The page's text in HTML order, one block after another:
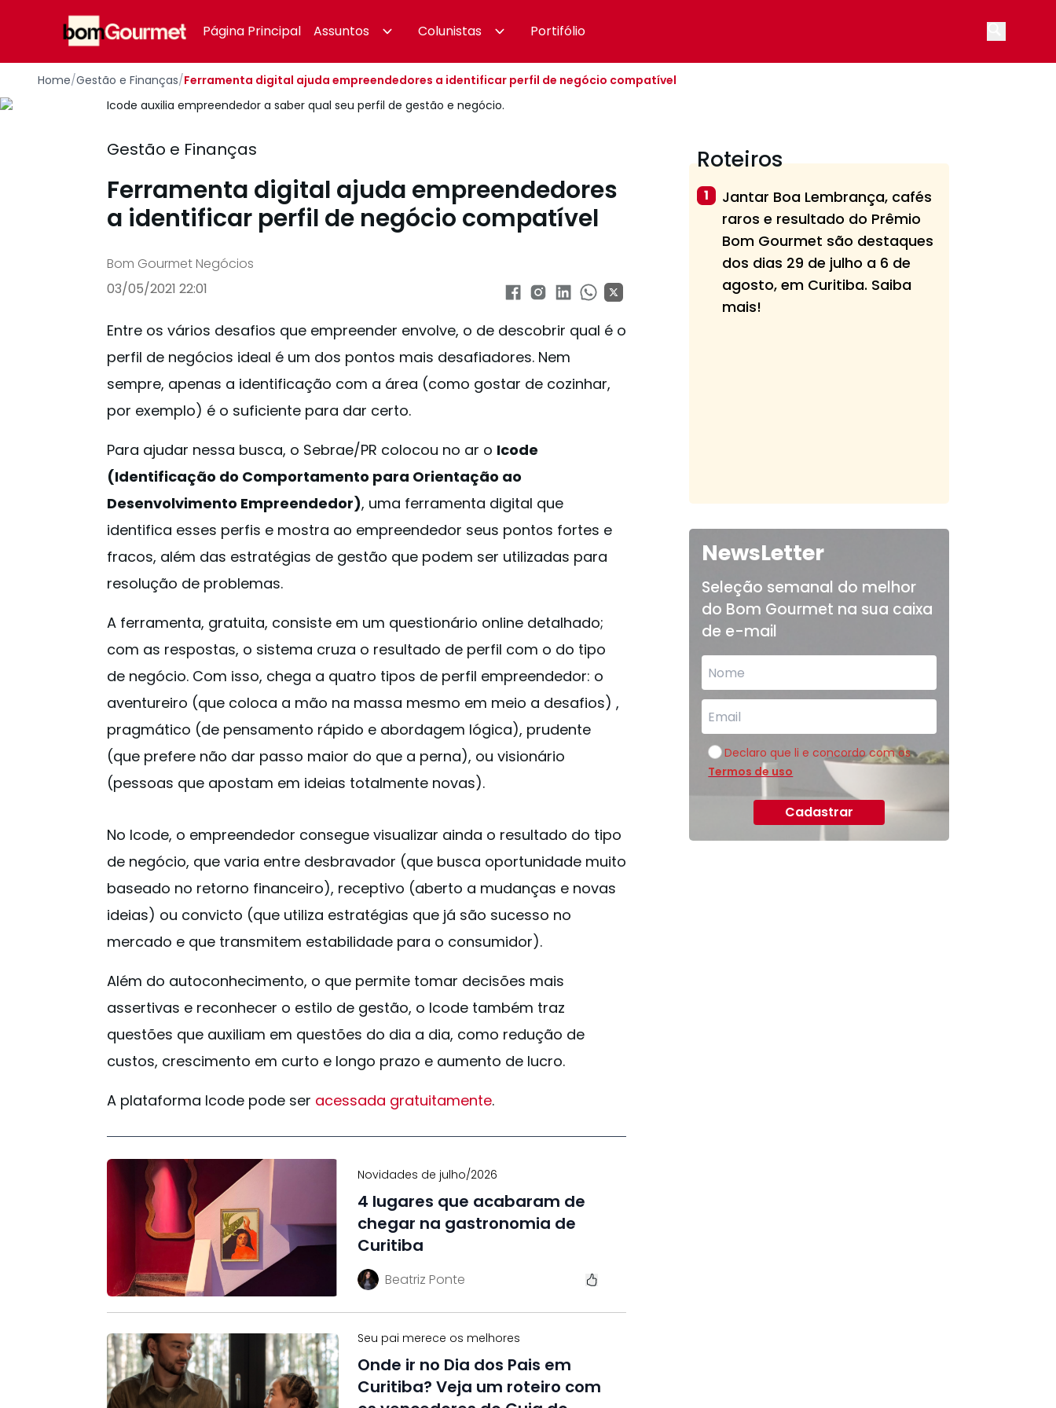
Página Principal
Assuntos Colunistas Portifólio
Home/Gestão e Finanças/Ferramenta digital ajuda empreendedores a identificar perfil de negócio compatível
Icode auxilia empreendedor a saber qual seu perfil de gestão e negócio.
Gestão e Finanças
Ferramenta digital ajuda empreendedores
a identificar perfil de negócio compatível
Bom Gourmet Negócios
03/05/2021 22:01
Entre os vários desafios que empreender envolve, o de descobrir qual é o
perfil de negócios ideal é um dos pontos mais desafiadores. Nem
sempre, apenas a identificação com a área (como gostar de cozinhar,
por exemplo) é o suficiente para dar certo.
Para ajudar nessa busca, o Sebrae/PR colocou no ar o Icode
(Identificação do Comportamento para Orientação ao
Desenvolvimento Empreendedor), uma ferramenta digital que
identifica esses perfis e mostra ao empreendedor seus pontos fortes e
fracos, além das estratégias de gestão que podem ser utilizadas para
resolução de problemas.
A ferramenta, gratuita, consiste em um questionário online detalhado;
com as respostas, o sistema cruza o resultado de perfil com o do tipo
de negócio. Com isso, chega a quatro tipos de perfil empreendedor: o
aventureiro (que coloca a mão na massa mesmo em meio a desafios) ,
pragmático (de pensamento rápido e abordagem lógica), prudente
(que prefere não dar passo maior do que a perna), ou visionário
(pessoas que apostam em ideias totalmente novas).
No Icode, o empreendedor consegue visualizar ainda o resultado do tipo
de negócio, que varia entre desbravador (que busca oportunidade muito
baseado no retorno financeiro), receptivo (aberto a mudanças e novas
ideias) ou convicto (que utiliza estratégias que já são sucesso no
mercado e que transmitem estabilidade para o consumidor).
Além do autoconhecimento, o que permite tomar decisões mais
assertivas e reconhecer o estilo de gestão, o Icode também traz
questões que auxiliam em questões do dia a dia, como redução de
custos, crescimento em curto e longo prazo e aumento de lucro.
A plataforma Icode pode ser acessada gratuitamente.
Novidades de julho/2026
4 lugares que acabaram de
chegar na gastronomia de
Curitiba
Beatriz Ponte
Seu pai merece os melhores
Onde ir no Dia dos Pais em
Curitiba? Veja um roteiro com
Roteiros
1
Jantar Boa Lembrança, cafés
raros e resultado do Prêmio
Bom Gourmet são destaques
dos dias 29 de julho a 6 de
agosto, em Curitiba. Saiba
mais!
NewsLetter
Seleção semanal do melhor
do Bom Gourmet na sua caixa
de e-mail
Declaro que li e concordo com os
Termos de uso
Cadastrar